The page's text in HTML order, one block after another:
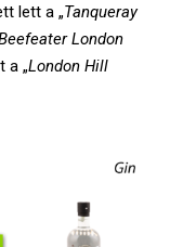
lett a „Tanqueray
London
a „London Hill